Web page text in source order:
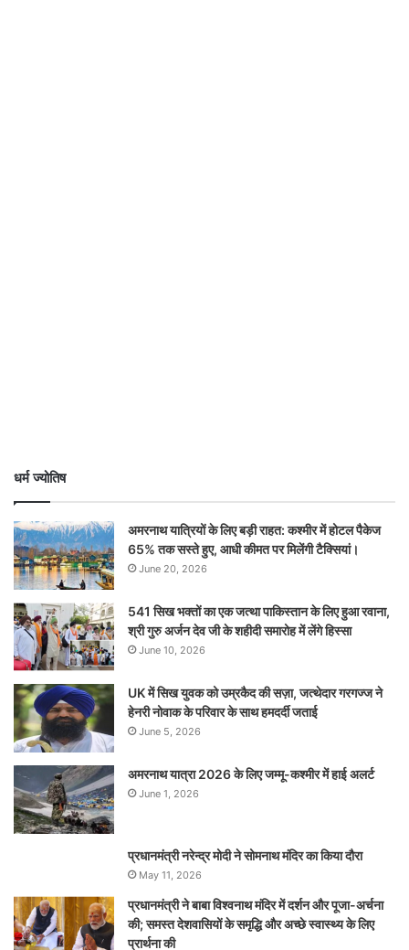
धर्म ज्योतिष
अमरनाथ यात्रियों के लिए बड़ी राहत: कश्मीर में होटल पैकेज
65% तक सस्ते हुए, आधी कीमत पर मिलेंगी टैक्सियां।
June 20, 2026
541 सिख भक्तों का एक जत्था पाकिस्तान के लिए हुआ रवाना,
श्री गुरु अर्जन देव जी के शहीदी समारोह में लेंगे हिस्सा
June 10, 2026
UK में सिख युवक को उम्रकैद की सज़ा, जत्थेदार गरगज्ज ने
हेनरी नोवाक के परिवार के साथ हमदर्दी जताई
June 5, 2026
अमरनाथ यात्रा 2026 के लिए जम्मू-कश्मीर में हाई अलर्ट
June 1, 2026
प्रधानमंत्री नरेन्‍द्र मोदी ने सोमनाथ मंदिर का किया दौरा
May 11, 2026
प्रधानमंत्री ने बाबा विश्वनाथ मंदिर में दर्शन और पूजा-अर्चना
की; समस्‍त देशवासियों के समृद्धि और अच्छे स्वास्थ्य के लिए
प्रार्थना की